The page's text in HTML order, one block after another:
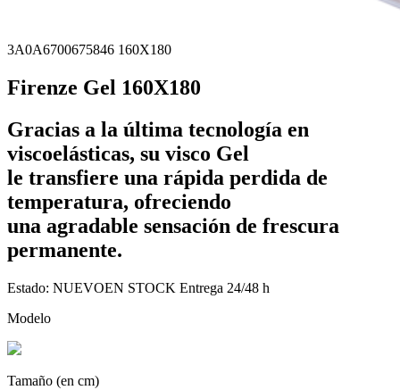
3A0A6700675846 160X180
Firenze Gel 160X180
Gracias a la última tecnología en
viscoelásticas, su visco Gel
le transfiere una rápida perdida de
temperatura, ofreciendo
una agradable sensación de frescura
permanente.
Estado: NUEVOEN STOCK Entrega 24/48 h
Modelo
Tamaño (en cm)